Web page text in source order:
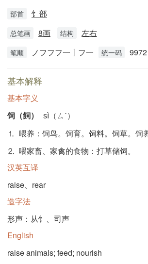
部首 饣部
总笔画 8画 结构 左右
笔顺 ノフフフ一丨フ一 统一码 9972
基本解释
基本字义
饲（飼）
sì（ㄙˋ）
⒈ 喂养：饲鸟。饲育。饲料。饲草。饲养
⒉ 喂家畜、家禽的食物：打草储饲。
汉英互译
raise、rear
造字法
形声：从饣、司声
English
raise animals; feed; nourish